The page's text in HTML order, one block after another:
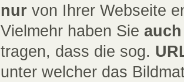
nur von Ihrer Webseite
Vielmehr haben Sie auch
tragen, dass die sog.
unter welcher das